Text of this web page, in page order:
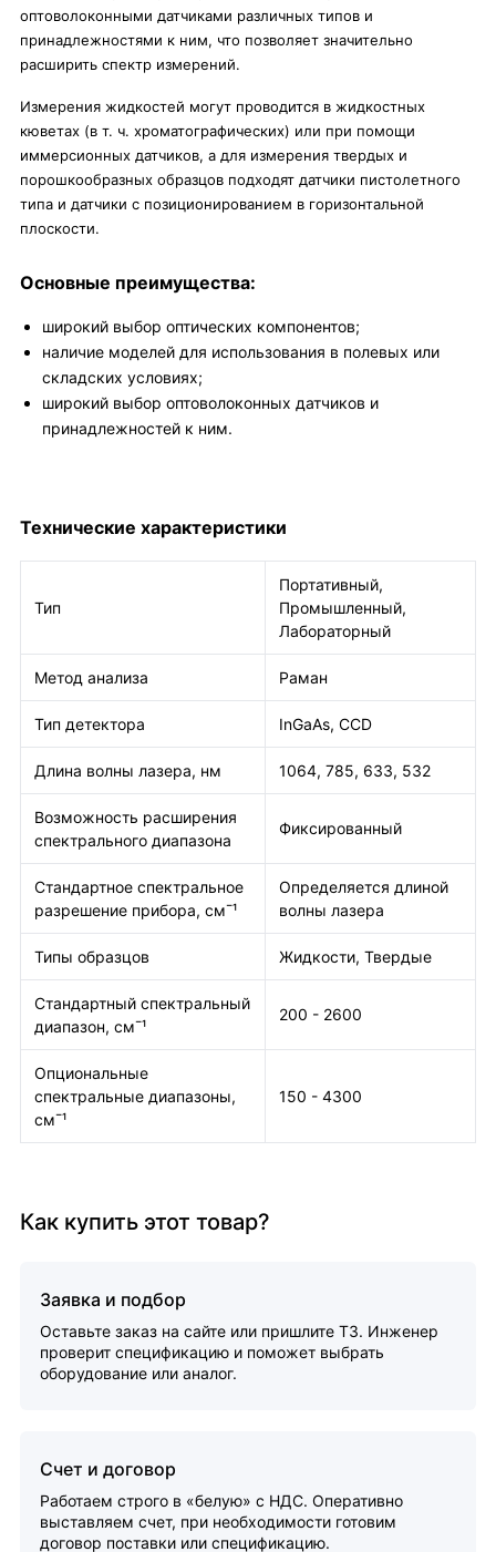
оптоволоконными датчиками различных типов и
принадлежностями к ним, что позволяет значительно
расширить спектр измерений.
Измерения жидкостей могут проводится в жидкостных
кюветах (в т. ч. хроматографических) или при помощи
иммерсионных датчиков, а для измерения твердых и
порошкообразных образцов подходят датчики пистолетного
типа и датчики с позиционированием в горизонтальной
плоскости.
Основные преимущества:
широкий выбор оптических компонентов;
наличие моделей для использования в полевых или
складских условиях;
широкий выбор оптоволоконных датчиков и
принадлежностей к ним.
Технические характеристики
Тип
Портативный,
Промышленный,
Лабораторный
Метод анализа Раман
Тип детектора InGaAs, CCD
Длина волны лазера, нм 1064, 785, 633, 532
Возможность расширения
спектрального диапазона
Фиксированный
Стандартное спектральное
разрешение прибора, см¯¹
Определяется длиной
волны лазера
Типы образцов Жидкости, Твердые
Стандартный спектральный
диапазон, см¯¹
200 - 2600
Опциональные
спектральные диапазоны,
см¯¹
150 - 4300
Как купить этот товар?
Заявка и подбор
Оставьте заказ на сайте или пришлите ТЗ. Инженер
проверит спецификацию и поможет выбрать
оборудование или аналог.
Счет и договор
Работаем строго в «белую» с НДС. Оперативно
выставляем счет, при необходимости готовим
договор поставки или спецификацию.